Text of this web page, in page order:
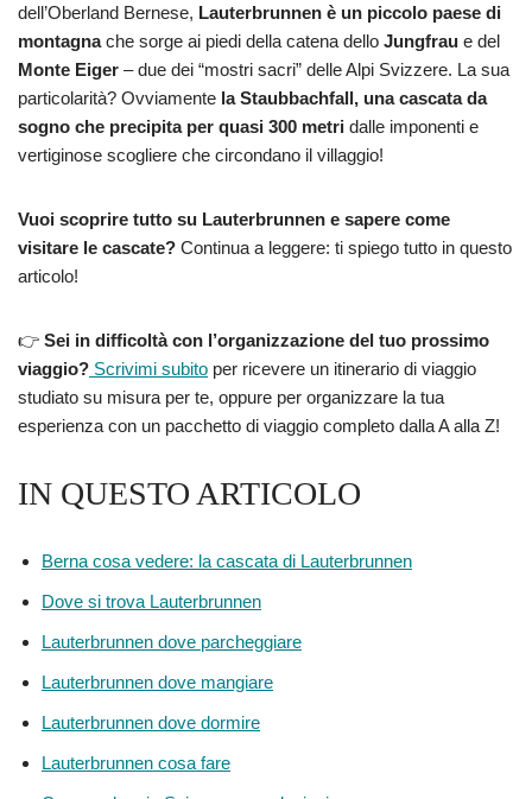
dell’Oberland Bernese, Lauterbrunnen è un piccolo paese di
montagnache sorge ai piedi della catena dello Jungfrau e del
Monte Eiger – due dei “mostri sacri” delle Alpi Svizzere. La sua
particolarità? Ovviamente la Staubbachfall, una cascata da
sogno che precipita per quasi 300 metri dalle imponenti e
vertiginose scogliere che circondano il villaggio!
Vuoi scoprire tutto su Lauterbrunnen e sapere come
visitare le cascate? Continua a leggere: ti spiego tutto in questo
articolo!
👉 Sei in difficoltà con l’organizzazione del tuo prossimo
viaggio? Scrivimi subito per ricevere un itinerario di viaggio
studiato su misura per te, oppure per organizzare la tua
esperienza con un pacchetto di viaggio completo dalla A alla Z!
IN QUESTO ARTICOLO
Berna cosa vedere: la cascata di Lauterbrunnen
Dove si trova Lauterbrunnen
Lauterbrunnen dove parcheggiare
Lauterbrunnen dove mangiare
Lauterbrunnen dove dormire
Lauterbrunnen cosa fare